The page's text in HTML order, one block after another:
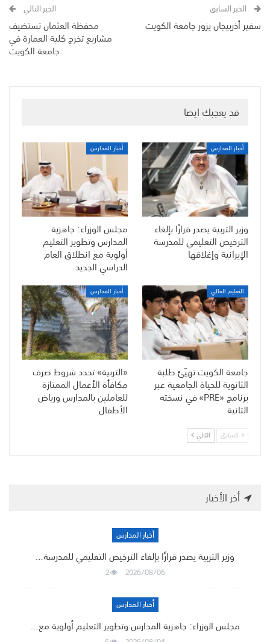
الخبر السابق
سفير أذربيجان يزور جامعة الكويت
الخبر التالي
محفظة العثمان تستضيف
مشاريع تخرج كلية العمارة في
جامعة الكويت
قد يعجبك ايضا
أخبار المدارس
وزير التربية يصدر قرارًا بإلغاء
الترخيص التعليمي للمدرسة
الإيرانية وإغلاقها
أخبار المدارس
مجلس الوزراء: جاهزية
المدارس وتطوير التعليم
أولوية مع انطلاق العام
الدراسي الجديد
التعليم العالي
جامعة الكويت تهيّئ طلبة
الثانوية للحياة الجامعية عبر
برنامج «PRE» في نسخته
الثانية
أخبار المدارس
«التربية» تحدد شروط صرف
مكافأة الأعمال الممتازة
للعاملين بالمدارس ورياض
الأطفال
السابق التالي
أخر الأخبار
أخبار المدارس
وزير التربية يصدر قرارًا بإلغاء الترخيص التعليمي للمدرسة…
2026/08/06
2
أخبار المدارس
مجلس الوزراء: جاهزية المدارس وتطوير التعليم أولوية مع…